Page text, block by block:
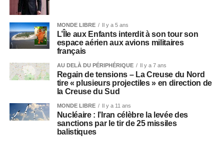
MONDE LIBRE Il y a 5 ans
L’Île aux Enfants interdit à son tour son
espace aérien aux avions militaires
français
AU DELÀ DU PÉRIPHÉRIQUE Il y a 7 ans
Regain de tensions – La Creuse du Nord
tire « plusieurs projectiles » en direction de
la Creuse du Sud
MONDE LIBRE Il y a 11 ans
Nucléaire : l’Iran célèbre la levée des
sanctions par le tir de 25 missiles
balistiques